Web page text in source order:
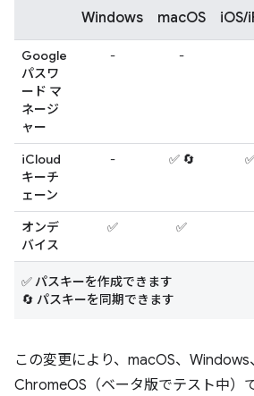
Windows macOS iOS/
Google
パスワ
ード マ
ネージ
ャー
- -
iCloud
キーチ
ェーン
- ✅ 🔄
オンデ
バイス
✅ ✅
✅ パスキーを作成できます
🔄 パスキーを同期できます
この変更により、macOS、Windows
ChromeOS（ベータ版でテスト中）